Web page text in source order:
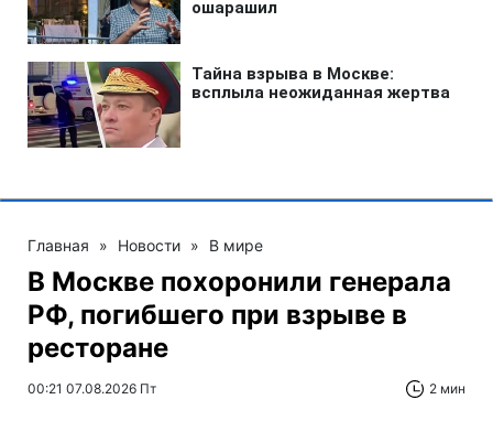
Главная » Новости » В мире
В Москве похоронили генерала
РФ, погибшего при взрыве в
ресторане
00:21 07.08.2026 Пт 2 мин